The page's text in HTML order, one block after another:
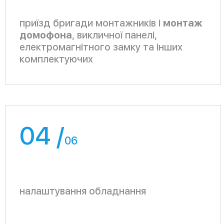
Особливостях зберігання даних у
архіві, опціях контролю через пульт
оператора або через смартфон. Така
консультація дає можливість обрати